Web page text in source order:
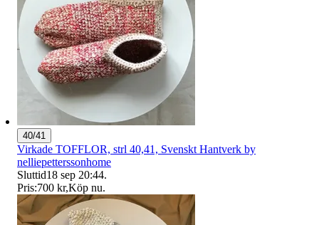
40/41
Virkade TOFFLOR, strl 40,41, Svenskt Hantverk by
nelliepetterssonhome
Sluttid18 sep 20:44.
Pris:700 kr,Köp nu.